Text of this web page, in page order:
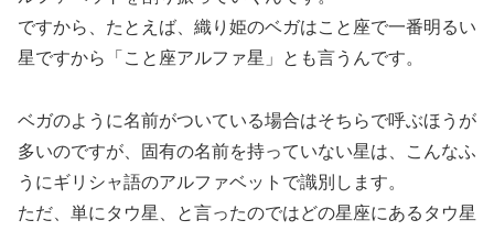
ですから、たとえば、織り姫のベガはこと座で一番明るい
星ですから「こと座アルファ星」とも言うんです。
ベガのように名前がついている場合はそちらで呼ぶほうが
多いのですが、固有の名前を持っていない星は、こんなふ
うにギリシャ語のアルファベットで識別します。
ただ、単にタウ星、と言ったのではどの星座にあるタウ星